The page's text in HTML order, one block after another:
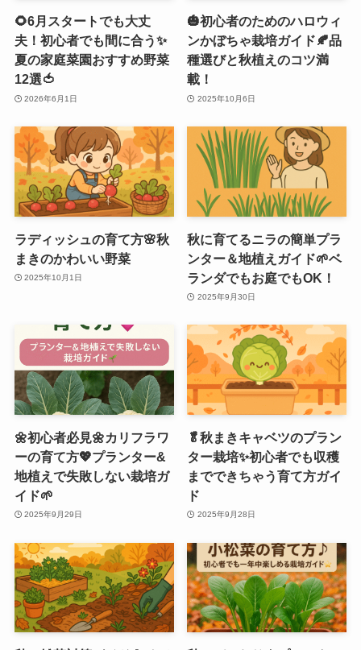
🌻6月スタートでも大丈
夫！初心者でも間に合う✨
夏の家庭菜園おすすめ野菜
12選🍅
2026年6月1日
🎃初心者のためのハロウィ
ンかぼちゃ栽培ガイド🍂品
種選びと秋植えのコツ満
載！
2025年10月6日
ラディッシュの育て方🌸秋
まきのかわいい野菜
2025年10月1日
秋に育てるニラの簡単プラ
ンター＆地植えガイド🌱ベ
ランダでもお庭でもOK！
2025年9月30日
🌼初心者必見🌼カリフラワ
ーの育て方💖プランター&
地植えで失敗しない栽培ガ
イド🌱
2025年9月29日
🥬秋まきキャベツのプラン
ター栽培✨初心者でも収穫
までできちゃう育て方ガイ
ド
2025年9月28日